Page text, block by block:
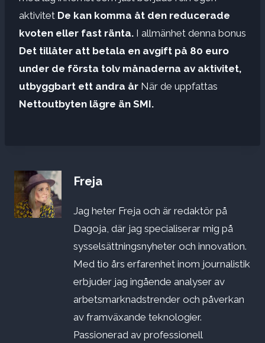
aktivitet De kan komma åt den reducerade
kvoten eller fast ränta. I allmänhet denna bonus
Det tillåter att betala en avgift på 80 euro
under de första tolv månaderna av aktivitet,
utbyggbart ett andra år När de uppfattas
Nettoutbyten lägre än SMI.
Freja
Jag heter Freja och är redaktör på
Dagoja, där jag specialiserar mig på
sysselsättningsnyheter och innovation.
Med tio års erfarenhet inom journalistik
erbjuder jag ingående analyser av
arbetsmarknadstrender och påverkan
av framväxande teknologier.
Passionerad av professionell